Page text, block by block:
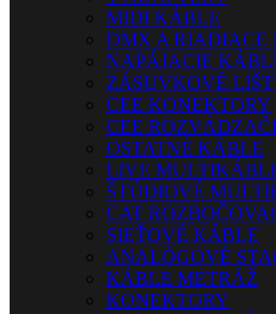
MIDI KÁBLE
DMX A RIADIACE
NAPÁJACIE
ZÁSUVKOVÉ
CEE KONEKTORY
CEE
OSTATNÉ KÁBLE
LIVE
ŠTÚDIOVÉ
CAT
SIEŤOVÉ KÁBLE
ANALÓGOVÉ
KÁBLE METRÁŽ
KONEKTORY